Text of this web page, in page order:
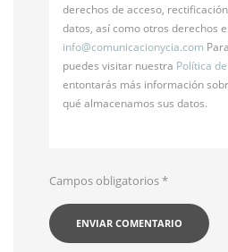
derechos de acceso,
datos, así como otros derechos
info@comunicacionycia.com
puedes visitar nuestra Política
entontarás más información
qué almacenamos sus datos.
Campos obligatorios*